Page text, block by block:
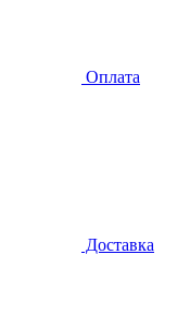
Оплата
Доставка